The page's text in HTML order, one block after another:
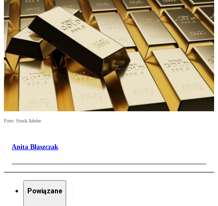
Foto: Stock Adobe
Anita Błaszczak
Powiązane